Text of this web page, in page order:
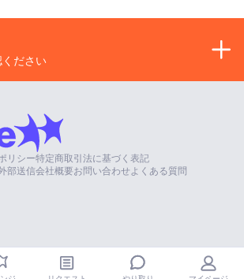
ください
リシー特定商取引法に基づく表記
部送信会社概要お問い合わせ よくある質問